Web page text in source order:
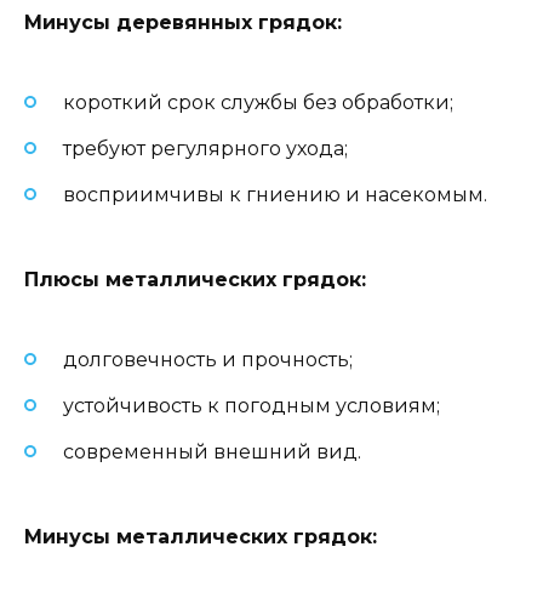
Минусы деревянных грядок:
короткий срок службы без обработки;
требуют регулярного ухода;
восприимчивы к гниению и насекомым.
Плюсы металлических грядок:
долговечность и прочность;
устойчивость к погодным условиям;
современный внешний вид.
Минусы металлических грядок: